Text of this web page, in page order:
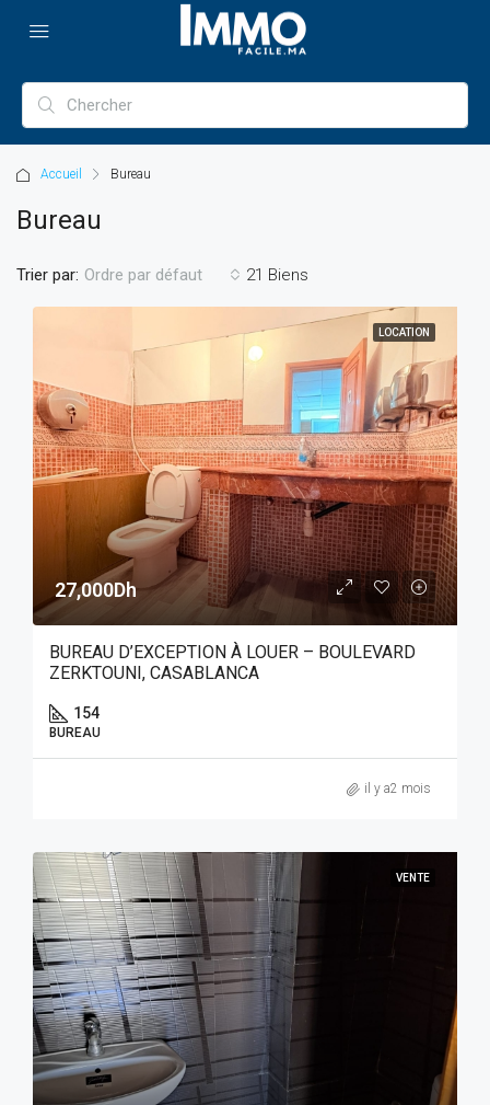
Accueil Bureau
Bureau
21 Biens
Trier par: Ordre par défaut
LOCATION
27,000Dh
BUREAU D’EXCEPTION À LOUER – BOULEVARD
ZERKTOUNI, CASABLANCA
154
BUREAU
il y a2 mois
VENTE